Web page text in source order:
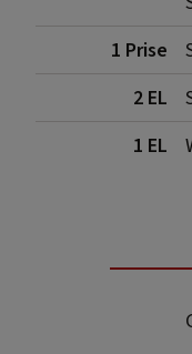
1 Prise
2 EL
1 EL